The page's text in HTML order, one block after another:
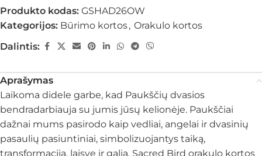
Produkto kodas: GSHAD26OW
Kategorijos: Būrimo kortos, Orakulo kortos
Dalintis:
Aprašymas
Laikoma didele garbe, kad Paukščių dvasios
bendradarbiauja su jumis jūsų kelionėje. Paukščiai
dažnai mums pasirodo kaip vedliai, angelai ir dvasinių
pasaulių pasiuntiniai, simbolizuojantys taiką,
transformaciją, laisvę ir galią. Sacred Bird orakulo kortos